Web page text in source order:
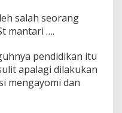
salah seorang
mantari ….
pendidikan itu
apalagi dilakukan
mengayomi dan